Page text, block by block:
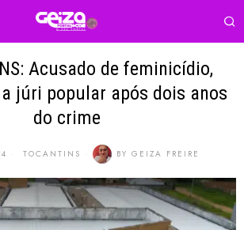
Acusado de feminicídio,
a júri popular após dois anos
do crime
TOCANTINS BY GEIZA FREIRE